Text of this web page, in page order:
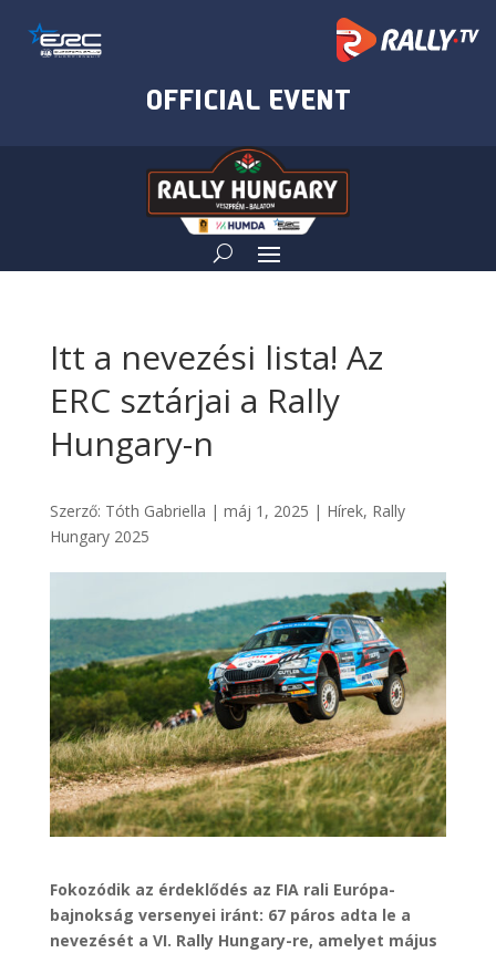
Itt a nevezési lista! Az
ERC sztárjai a Rally
Hungary-n
Szerző: Tóth Gabriella | máj 1, 2025 | Hírek, Rally
Hungary 2025
Fokozódik az érdeklődés az FIA rali Európa-
bajnokság versenyei iránt: 67 páros adta le a
nevezését a VI. Rally Hungary-re, amelyet május